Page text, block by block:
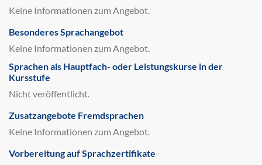
Keine Informationen zum Angebot.
Besonderes Sprachangebot
Keine Informationen zum Angebot.
Sprachen als Hauptfach- oder Leistungskurse in der
Kursstufe
Nicht veröffentlicht.
Zusatzangebote Fremdsprachen
Keine Informationen zum Angebot.
Vorbereitung auf Sprachzertifikate